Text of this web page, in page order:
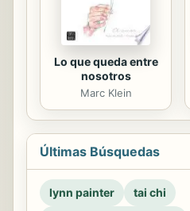
Lo que queda entre
nosotros
Marc Klein
Últimas Búsquedas
lynn painter
tai chi